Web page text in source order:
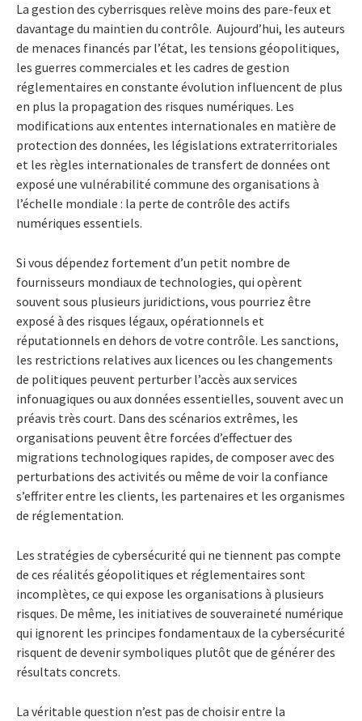
La gestion des cyberrisques relève moins des pare-feux et
davantage du maintien du contrôle. Aujourd’hui, les auteurs
de menaces financés par l’état, les tensions géopolitiques,
les guerres commerciales et les cadres de gestion
réglementaires en constante évolution influencent de plus
en plus la propagation des risques numériques. Les
modifications aux ententes internationales en matière de
protection des données, les législations extraterritoriales
et les règles internationales de transfert de données ont
exposé une vulnérabilité commune des organisations à
l’échelle mondiale : la perte de contrôle des actifs
numériques essentiels.
Si vous dépendez fortement d’un petit nombre de
fournisseurs mondiaux de technologies, qui opèrent
souvent sous plusieurs juridictions, vous pourriez être
exposé à des risques légaux, opérationnels et
réputationnels en dehors de votre contrôle. Les sanctions,
les restrictions relatives aux licences ou les changements
de politiques peuvent perturber l’accès aux services
infonuagiques ou aux données essentielles, souvent avec un
préavis très court. Dans des scénarios extrêmes, les
organisations peuvent être forcées d’effectuer des
migrations technologiques rapides, de composer avec des
perturbations des activités ou même de voir la confiance
s’effriter entre les clients, les partenaires et les organismes
de réglementation.
Les stratégies de cybersécurité qui ne tiennent pas compte
de ces réalités géopolitiques et réglementaires sont
incomplètes, ce qui expose les organisations à plusieurs
risques. De même, les initiatives de souveraineté numérique
qui ignorent les principes fondamentaux de la cybersécurité
risquent de devenir symboliques plutôt que de générer des
résultats concrets.
La véritable question n’est pas de choisir entre la